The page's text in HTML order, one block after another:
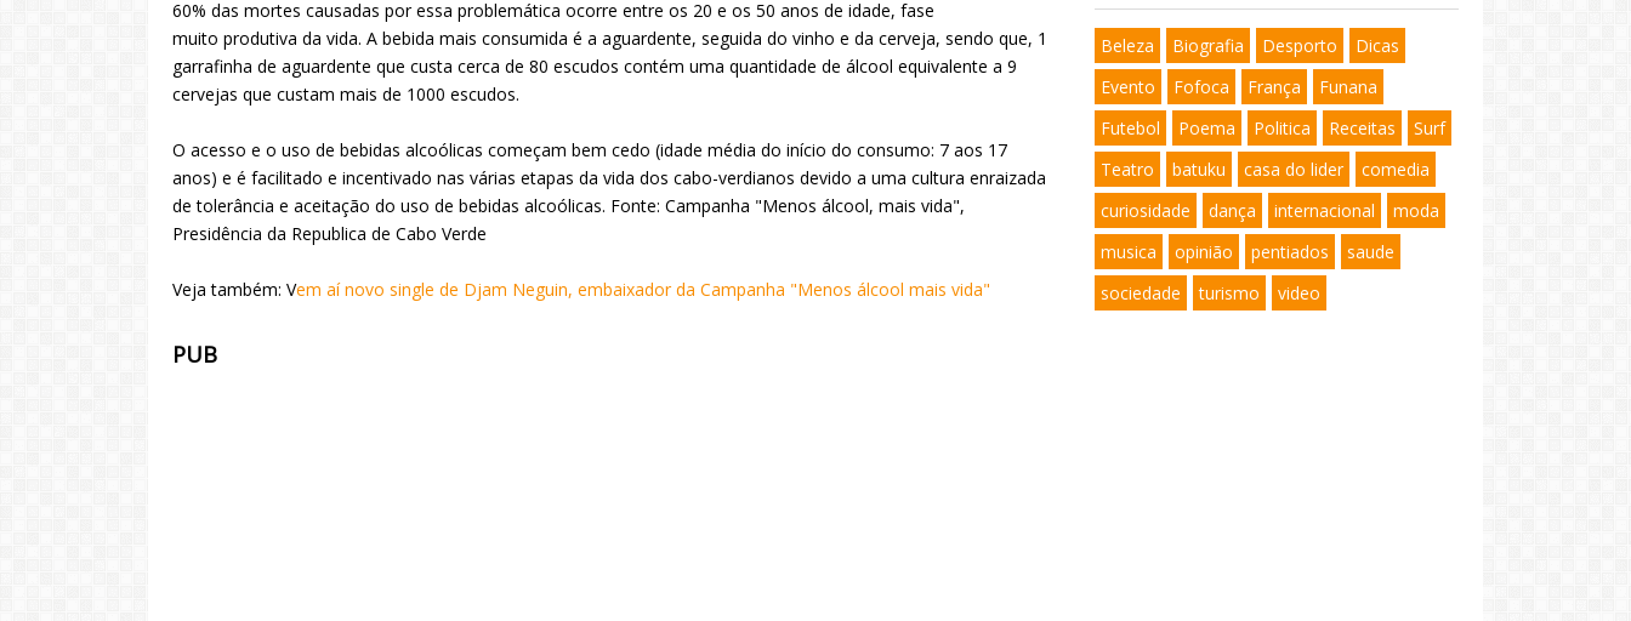
60% das mortes causadas por essa problemática ocorre entre os 20 e os 50 anos de idade, fase
muito produtiva da vida. A bebida mais consumida é a aguardente, seguida do vinho e da cerveja, sendo que, 1
garrafinha de aguardente que custa cerca de 80 escudos contém uma quantidade de álcool equivalente a 9
cervejas que custam mais de 1000 escudos.
O acesso e o uso de bebidas alcoólicas começam bem cedo (idade média do início do consumo: 7 aos 17
anos) e é facilitado e incentivado nas várias etapas da vida dos cabo-verdianos devido a uma cultura enraizada
de tolerância e aceitação do uso de bebidas alcoólicas. Fonte: Campanha "Menos álcool, mais vida",
Presidência da Republica de Cabo Verde
Veja também: Vem aí novo single de Djam Neguin, embaixador da Campanha "Menos álcool mais vida"
PUB
Beleza Biografia Desporto
Dicas
Evento
Fofoca França
Funana
Futebol
Poema Politica Receitas
Surf
Teatro
batuku casa do lider
comedia
curiosidade
dança internacional
moda
musica
opinião pentiados
saude
sociedade
turismo video